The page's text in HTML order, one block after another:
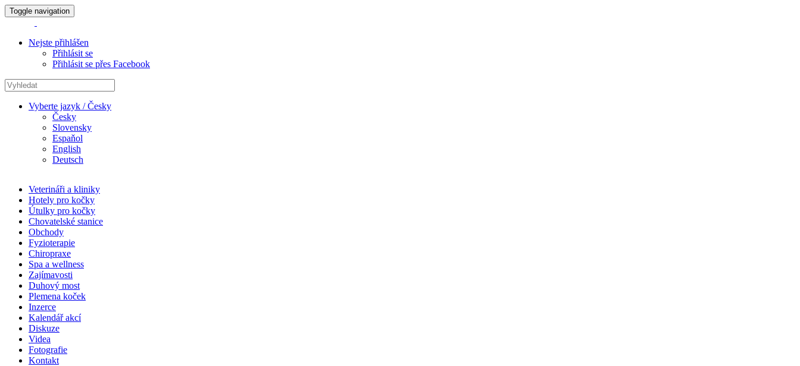
Toggle navigation
Nejste přihlášen
Přihlásit se
Přihlásit se přes Facebook
Vyberte jazyk / Česky
Česky
Slovensky
Espaňol
English
Deutsch
Veterináři a kliniky
Hotely pro kočky
Útulky pro kočky
Chovatelské stanice
Obchody
Fyzioterapie
Chiropraxe
Spa a wellness
Zajímavosti
Duhový most
Plemena koček
Inzerce
Kalendář akcí
Diskuze
Videa
Fotografie
Kontakt